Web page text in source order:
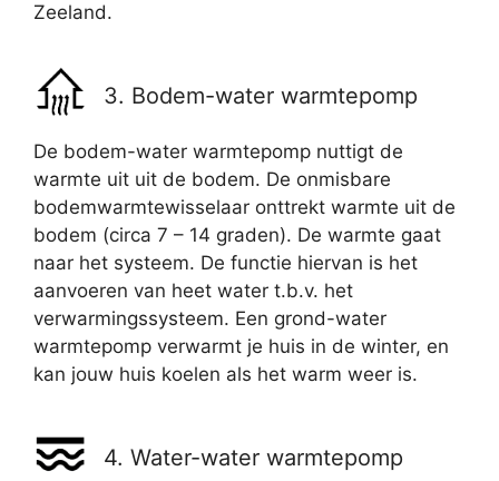
Zeeland.
3. Bodem-water warmtepomp
De bodem-water warmtepomp nuttigt de
warmte uit uit de bodem. De onmisbare
bodemwarmtewisselaar onttrekt warmte uit de
bodem (circa 7 – 14 graden). De warmte gaat
naar het systeem. De functie hiervan is het
aanvoeren van heet water t.b.v. het
verwarmingssysteem. Een grond-water
warmtepomp verwarmt je huis in de winter, en
kan jouw huis koelen als het warm weer is.
4. Water-water warmtepomp